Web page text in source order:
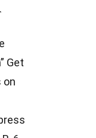
Get
on